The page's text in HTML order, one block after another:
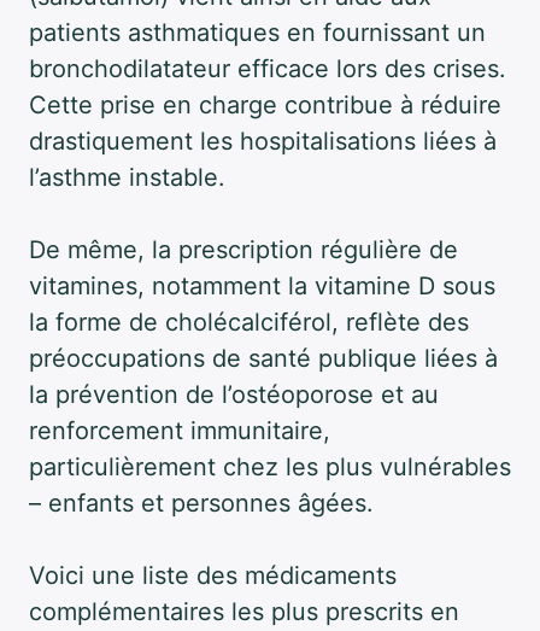
patients asthmatiques en fournissant un
bronchodilatateur efficace lors des crises.
Cette prise en charge contribue à réduire
drastiquement les hospitalisations liées à
l’asthme instable.
De même, la prescription régulière de
vitamines, notamment la vitamine D sous
la forme de cholécalciférol, reflète des
préoccupations de santé publique liées à
la prévention de l’ostéoporose et au
renforcement immunitaire,
particulièrement chez les plus vulnérables
– enfants et personnes âgées.
Voici une liste des médicaments
complémentaires les plus prescrits en